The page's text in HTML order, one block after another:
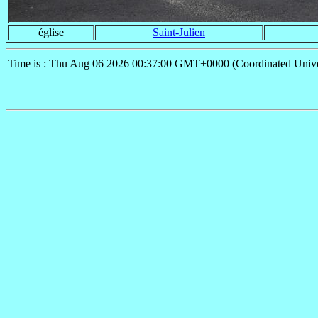
église Saint-Julien
Time is : Thu Aug 06 2026 00:37:00 GMT+0000 (Coordinated